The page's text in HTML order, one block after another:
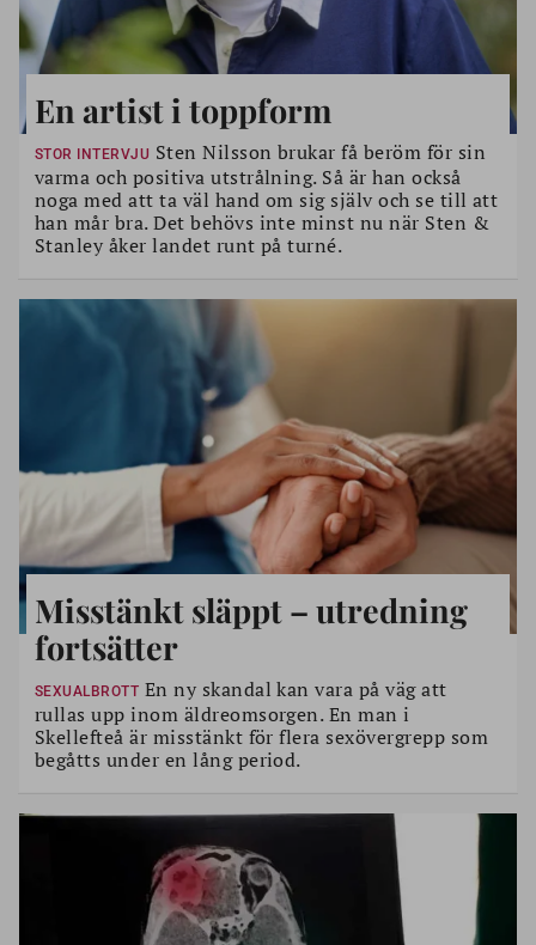
En artist i toppform
STOR INTERVJU Sten Nilsson brukar få beröm för sin
varma och positiva utstrålning. Så är han också
noga med att ta väl hand om sig själv och se till att
han mår bra. Det behövs inte minst nu när Sten &
Stanley åker landet runt på turné.
Misstänkt släppt – utredning
fortsätter
SEXUALBROTT En ny skandal kan vara på väg att
rullas upp inom äldreomsorgen. En man i
Skellefteå är misstänkt för flera sexövergrepp som
begåtts under en lång period.